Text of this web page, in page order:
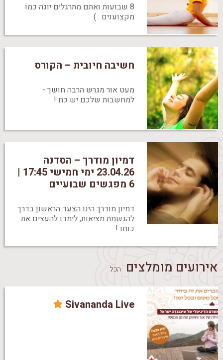
8 שבועות ואתם מתרגלים יוגה כמו
מקצוענים : )
חשיבה חיובית – הקורס
מעט אור מגרש הרבה חושך -
למחשבות שלכם יש כח !
דמיון מודרך – הסדנה
23.04.26 ימי חמישי 17:45 |
6 מפגשים שבועיים
דמיון מודרך הינו הצעד הראשון בדרך
להגשמת מציאות, לימדו להעצים את
כוחו !
אירועים מומלצים הכל
Sivananda Live